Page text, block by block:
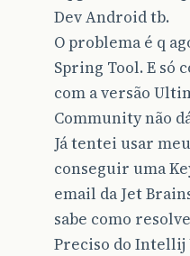
Dev Android tb.
O problema é q
Spring Tool. E só
com a versão
Community não
Já tentei usar
conseguir uma
email da Jet
sabe como
Preciso do Intellij